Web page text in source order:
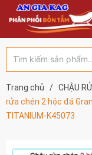
Trang chủ / CHẬU
rửa chén 2 hộc đá
TITANIUM-K45073